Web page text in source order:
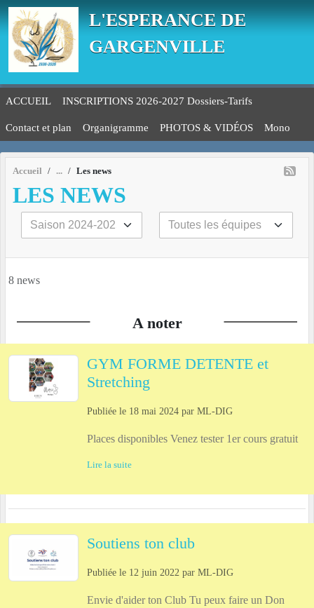
L'ESPERANCE DE
GARGENVILLE
ACCUEIL INSCRIPTIONS 2026-2027 Dossiers-Tarifs
Contact et plan Organigramme PHOTOS & VIDÉOS Mono
Accueil Les news
LES NEWS
8 news
A noter
GYM FORME DETENTE et
Stretching
Publiée le 18 mai 2024 par ML-DIG
Places disponibles Venez tester 1er cours gratuit
Lire la suite
Soutiens ton club
Publiée le 12 juin 2022 par ML-DIG
Envie d'aider ton Club Tu peux faire un Don
Panneau de gestion des cookies